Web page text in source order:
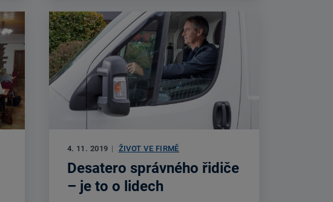
4. 11. 2019 | ŽIVOT VE FIRMĚ
Desatero správného řidiče
– je to o lidech